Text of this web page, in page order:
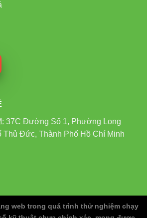
37C Đường Số 1, Phường Long
Thủ Đức, Thành Phố Hồ Chí Minh
web trong quá trình thử nghiệm chạy